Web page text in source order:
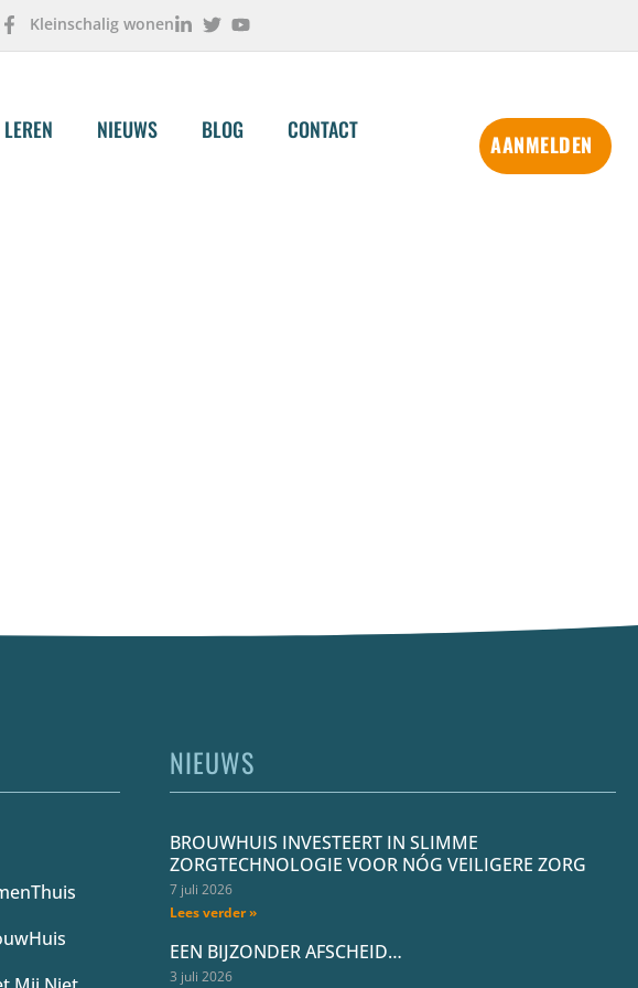
Kleinschalig wonen
NIEUWS BLOG CONTACT
AANMELDEN
NIEUWS
BROUWHUIS INVESTEERT IN SLIMME
ZORGTECHNOLOGIE VOOR NÓG VEILIGERE ZORG
7 juli 2026
Lees verder »
EEN BIJZONDER AFSCHEID…
3 juli 2026